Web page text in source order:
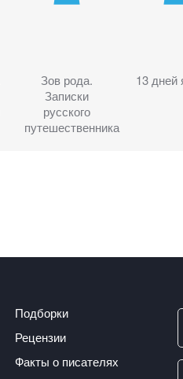
Зов рода.
Записки
русского
путешественника
13 дней
Подборки
Рецензии
Факты о писателях